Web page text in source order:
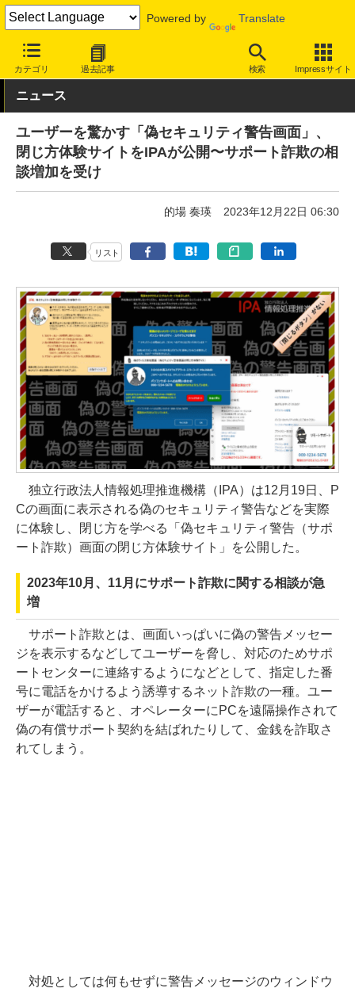
Powered by Translate
カテゴリ 過去記事 検索 Impressサイト
INTERNET Watch トピック 詐欺/フィッシング
ニュース
ユーザーを驚かす「偽セキュリティ警告画面」、
閉じ方体験サイトをIPAが公開〜サポート詐欺の相
談増加を受け
的場 奏瑛 2023年12月22日 06:30
リスト
独立行政法人情報処理推進機構（IPA）は12月19日、P
Cの画面に表示される偽のセキュリティ警告などを実際
に体験し、閉じ方を学べる「偽セキュリティ警告（サポ
ート詐欺）画面の閉じ方体験サイト」を公開した。
2023年10月、11月にサポート詐欺に関する相談が急
増
サポート詐欺とは、画面いっぱいに偽の警告メッセー
ジを表示するなどしてユーザーを脅し、対応のためサポ
ートセンターに連絡するようになどとして、指定した番
号に電話をかけるよう誘導するネット詐欺の一種。ユー
ザーが電話すると、オペレーターにPCを遠隔操作されて
偽の有償サポート契約を結ばれたりして、金銭を詐取さ
れてしまう。
対処としては何もせずに警告メッセージのウィンドウ